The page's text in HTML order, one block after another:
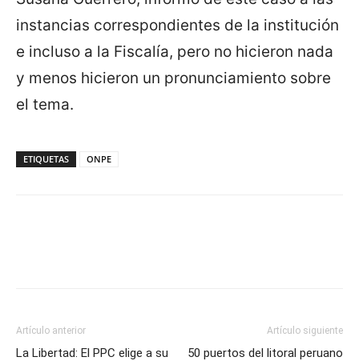
instancias correspondientes de la institución
e incluso a la Fiscalía, pero no hicieron nada
y menos hicieron un pronunciamiento sobre
el tema.
ETIQUETAS ONPE
Artículo anterior
La Libertad: El PPC elige a su
Artículo siguiente
50 puertos del litoral peruano